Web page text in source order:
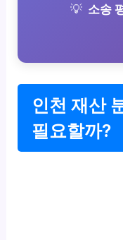
소송
인천 재산
필요할까?